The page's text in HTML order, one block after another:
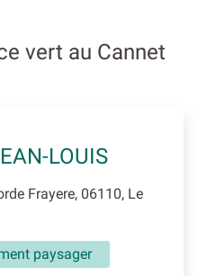
vert au Cannet
LOUIS
Frayere, 06110, Le
paysager